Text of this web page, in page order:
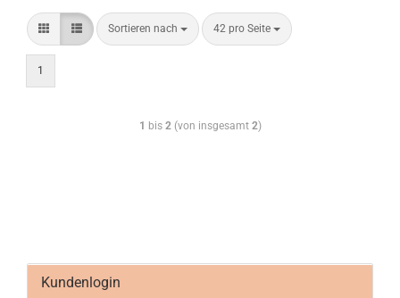
Sortieren nach 42 pro Seite
1
1 bis 2(von insgesamt 2)
Kundenlogin